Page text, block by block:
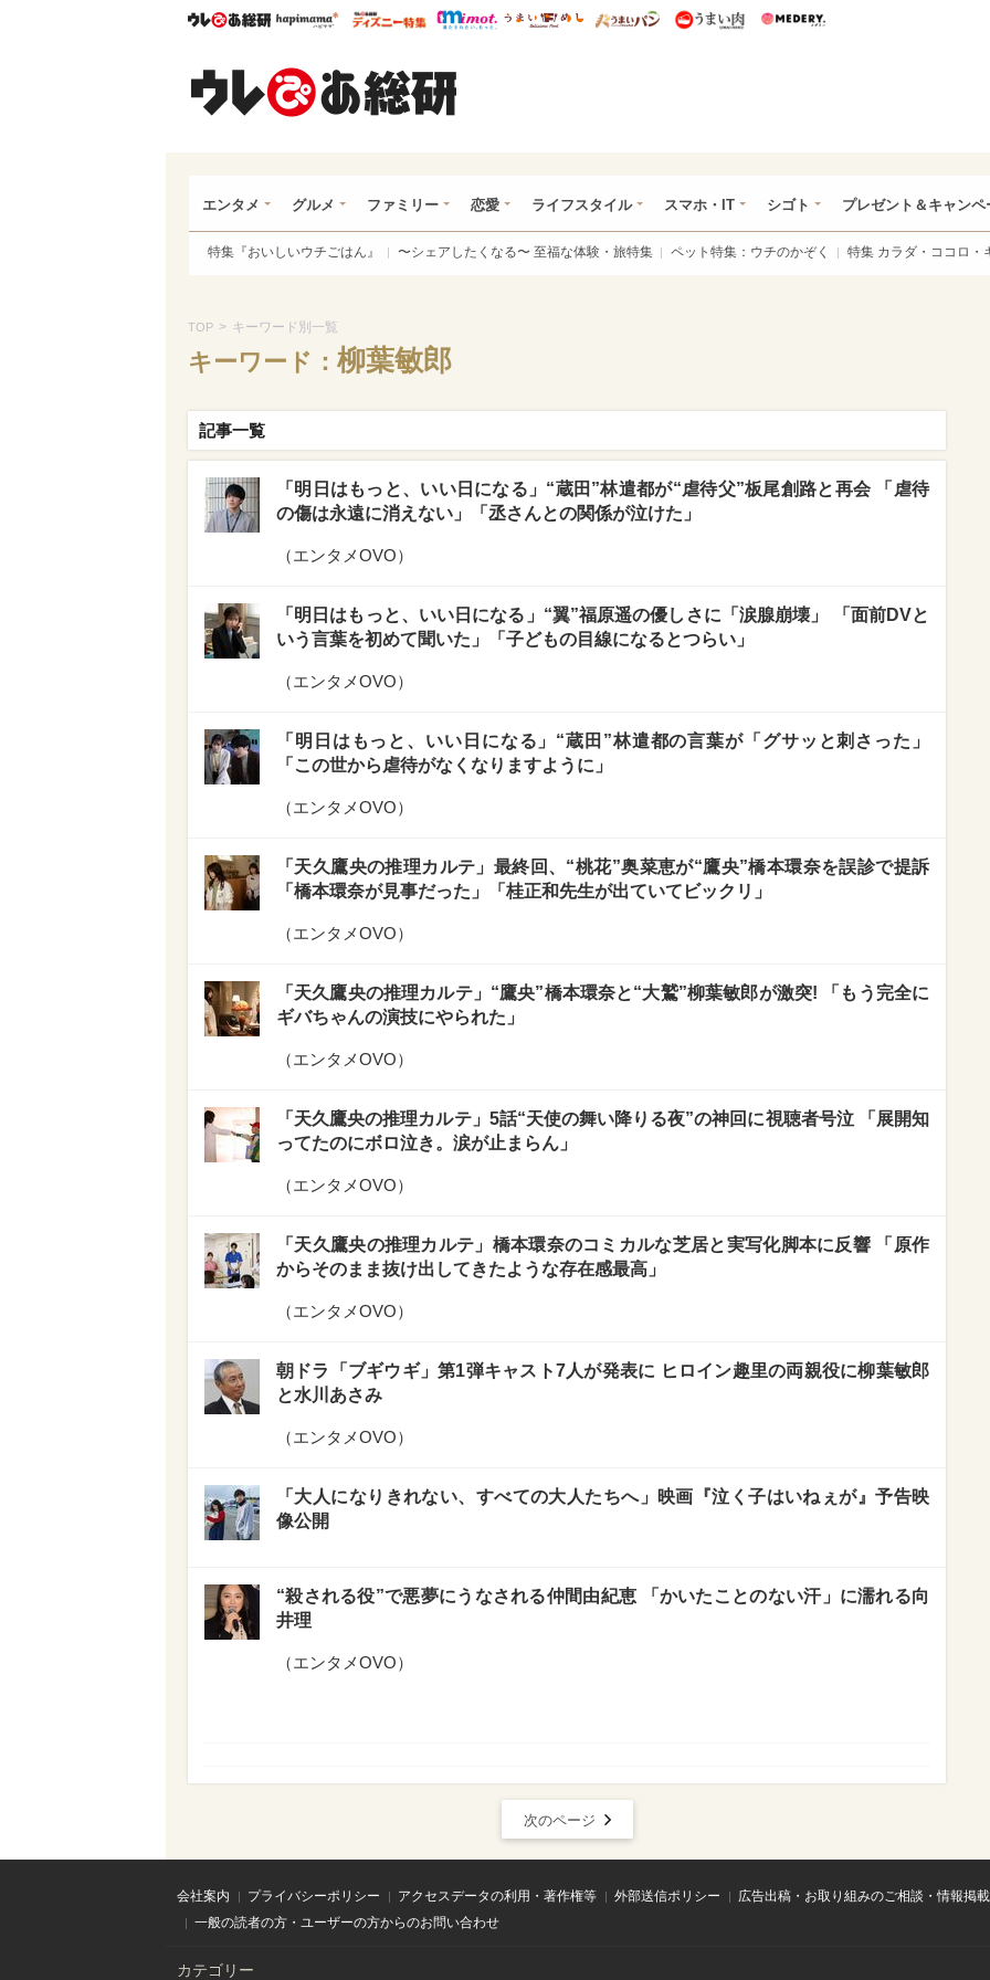
ウレぴあ総研ハピママ* ウレぴあ総研 ディズニー特集
mimot. うまいめし うまいパン うまい肉
エンタメ グルメ ファミリー 恋愛 ライフスタイル スマホ・IT シゴト プレゼント＆キャンペ
特集『おいしいウチごはん』 〜シェアしたくなる〜 至福な体験・旅特集 ペット特集：ウチのかぞく 特集 カラダ・ココロ・
TOP > キーワード別一覧
キーワード： 柳葉敏郎
記事一覧
「明日はもっと、いい日になる」“蔵田”林遣都が“虐待父”板尾創路と再会 「虐待
の傷は永遠に消えない」「丞さんとの関係が泣けた」
（エンタメOVO）
「明日はもっと、いい日になる」“翼”福原遥の優しさに「涙腺崩壊」 「面前DVと
いう言葉を初めて聞いた」「子どもの目線になるとつらい」
（エンタメOVO）
「明日はもっと、いい日になる」“蔵田”林遣都の言葉が「グサッと刺さった」
「この世から虐待がなくなりますように」
（エンタメOVO）
「天久鷹央の推理カルテ」最終回、“桃花”奥菜恵が“鷹央”橋本環奈を誤診で提訴
「橋本環奈が見事だった」「桂正和先生が出ていてビックリ」
（エンタメOVO）
「天久鷹央の推理カルテ」“鷹央”橋本環奈と“大鷲”柳葉敏郎が激突! 「もう完全に
ギバちゃんの演技にやられた」
（エンタメOVO）
「天久鷹央の推理カルテ」5話“天使の舞い降りる夜”の神回に視聴者号泣 「展開知
ってたのにボロ泣き。涙が止まらん」
（エンタメOVO）
「天久鷹央の推理カルテ」橋本環奈のコミカルな芝居と実写化脚本に反響 「原作
からそのまま抜け出してきたような存在感最高」
（エンタメOVO）
朝ドラ「ブギウギ」第1弾キャスト7人が発表に ヒロイン趣里の両親役に柳葉敏郎
と水川あさみ
（エンタメOVO）
「大人になりきれない、すべての大人たちへ」映画『泣く子はいねぇが』予告映
像公開
“殺される役”で悪夢にうなされる仲間由紀恵 「かいたことのない汗」に濡れる向
井理
（エンタメOVO）
次のページ
会社案内 プライバシーポリシー アクセスデータの利用・著作権等 外部送信ポリシー
広告出稿・お取り組みのご相談・情報掲
一般の読者の方・ユーザーの方からのお問い合わせ
カテゴリー